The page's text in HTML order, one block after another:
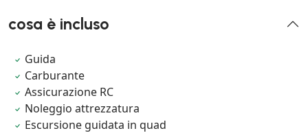
cosa è incluso
Guida
Carburante
Assicurazione RC
Noleggio attrezzatura
Escursione guidata in quad